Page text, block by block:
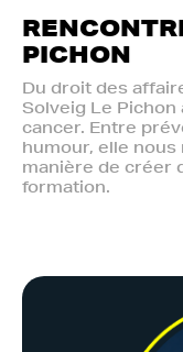
PICHON
Du droit des
Solveig Le Pichon
cancer. Entre
humour, elle
manière de créer
formation.